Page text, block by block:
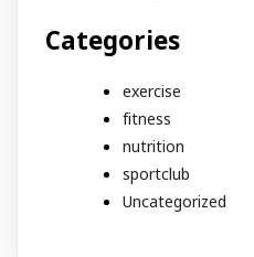
Categories
exercise
fitness
nutrition
sportclub
Uncategorized